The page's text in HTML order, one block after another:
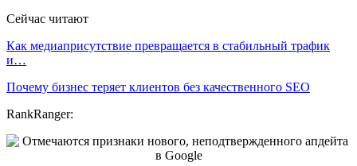
Сейчас читают
Как медиаприсутствие превращается в стабильный трафик
и…
Почему бизнес теряет клиентов без качественного SEO
RankRanger: